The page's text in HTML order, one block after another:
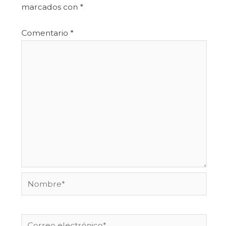
marcados con *
Comentario *
Nombre*
Correo